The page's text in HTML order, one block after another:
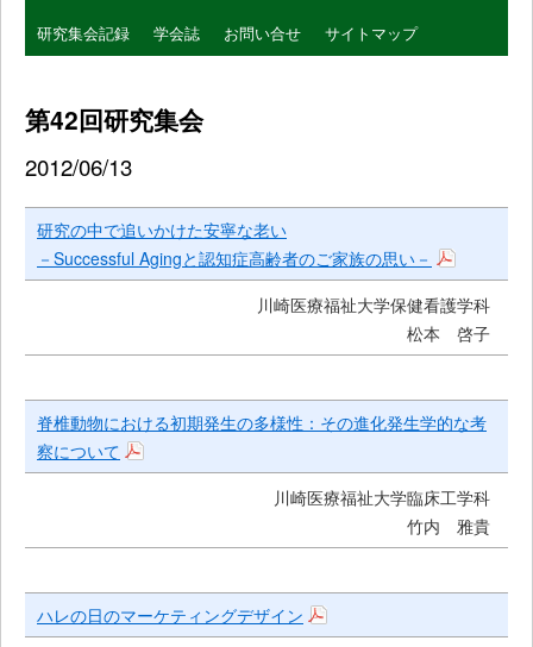
ン
ン
ツ
へ
ス
研究集会記録
学会誌 お問い合せ サイトマップ
第42回研究集会
2012/06/13
研究の中で追いかけた安寧な老い
－Successful Agingと認知症高齢者のご家族の思い－
川崎医療福祉大学保健看護学科
松本 啓子
脊椎動物における初期発生の多様性：その進化発生学的な考
察について
川崎医療福祉大学臨床工学科
竹内 雅貴
ハレの日のマーケティングデザイン